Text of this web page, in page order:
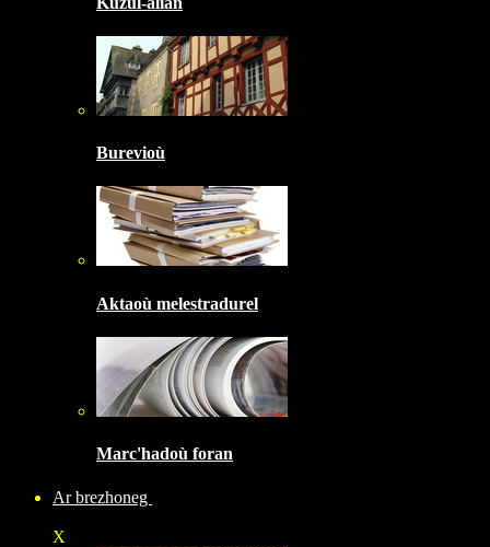
Burevioù
Aktaoù melestradurel
Marc'hadoù foran
Ar brezhoneg
X